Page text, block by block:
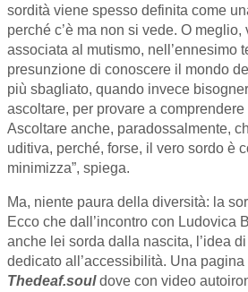
sordità viene spesso definita come
perché c’è ma non si vede. O
associata al mutismo, nell’ennesimo
presunzione di conoscere il mondo
più sbagliato, quando invece
ascoltare, per provare a
Ascoltare anche, paradossalmente,
uditiva, perché, forse, il vero sordo è
minimizza”, spiega.
Ma, niente paura della diversità: la
Ecco che dall’incontro con Ludovica
anche lei sorda dalla nascita, l’idea
dedicato all’accessibilità. Una pagina
Thedeaf.souldove con video